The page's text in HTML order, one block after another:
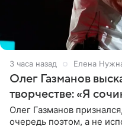
3 часа назад Елена
Олег Газманов
творчестве: «Я
Олег Газманов
очередь поэтом, а не